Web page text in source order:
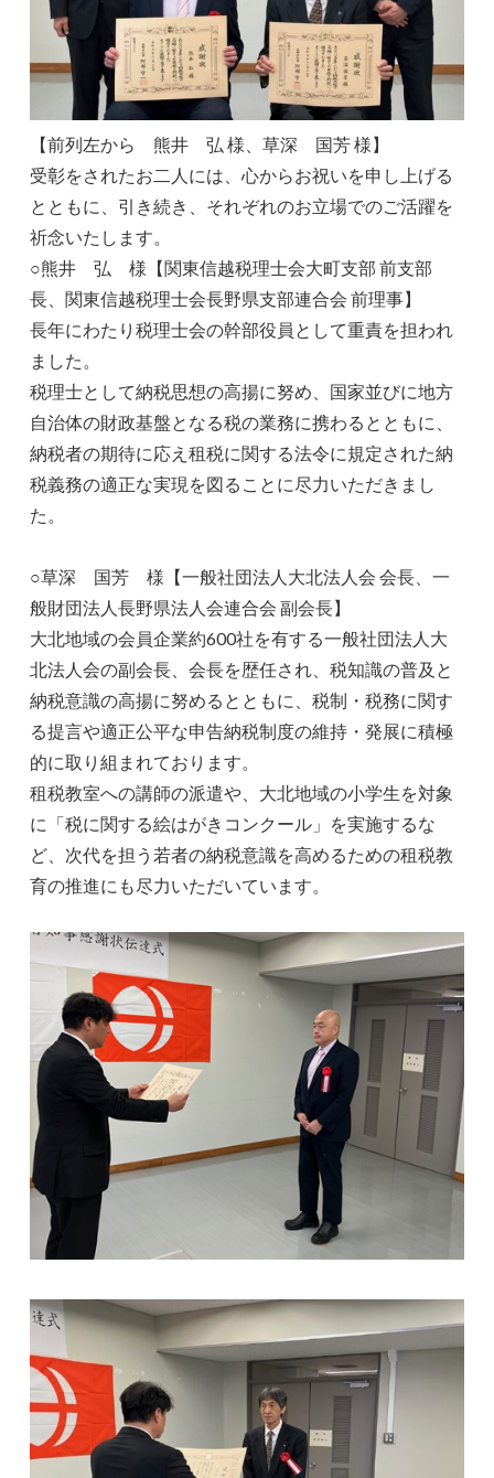
【前列左から 熊井 弘 様、草深 国芳 様】
受彰をされたお二人には、心からお祝いを申し上げる
とともに、引き続き、それぞれのお立場でのご活躍を
祈念いたします。
○熊井 弘 様【関東信越税理士会大町支部 前支部
長、関東信越税理士会長野県支部連合会 前理事】
長年にわたり税理士会の幹部役員として重責を担われ
ました。
税理士として納税思想の高揚に努め、国家並びに地方
自治体の財政基盤となる税の業務に携わるとともに、
納税者の期待に応え租税に関する法令に規定された納
税義務の適正な実現を図ることに尽力いただきまし
た。
○草深 国芳 様【一般社団法人大北法人会 会長、一
般財団法人長野県法人会連合会 副会長】
大北地域の会員企業約600社を有する一般社団法人大
北法人会の副会長、会長を歴任され、税知識の普及と
納税意識の高揚に努めるとともに、税制・税務に関す
る提言や適正公平な申告納税制度の維持・発展に積極
的に取り組まれております。
租税教室への講師の派遣や、大北地域の小学生を対象
に「税に関する絵はがきコンクール」を実施するな
ど、次代を担う若者の納税意識を高めるための租税教
育の推進にも尽力いただいています。